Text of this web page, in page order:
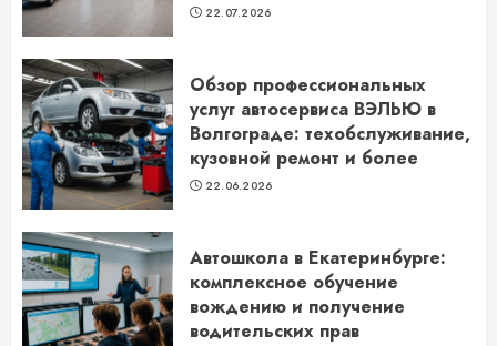
22.07.2026
Обзор профессиональных
услуг автосервиса ВЭЛЬЮ в
Волгограде: техобслуживание,
кузовной ремонт и более
22.06.2026
Автошкола в Екатеринбурге:
комплексное обучение
вождению и получение
водительских прав